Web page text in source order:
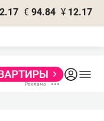
€ 94.84 ¥ 12.17